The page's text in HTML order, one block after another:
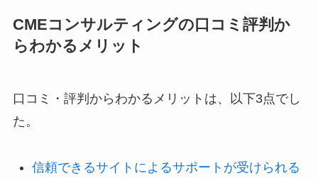
CMEコンサルティングの口コミ評判か
らわかるメリット
口コミ・評判からわかるメリットは、以下3点でし
た。
信頼できるサイトによるサポートが受けられる